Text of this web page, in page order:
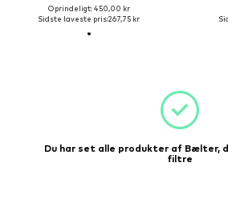
Oprindeligt: 450,00 kr
Sidste laveste pris:267,75 kr
Du har set alle produkter af Bælter,
filtre